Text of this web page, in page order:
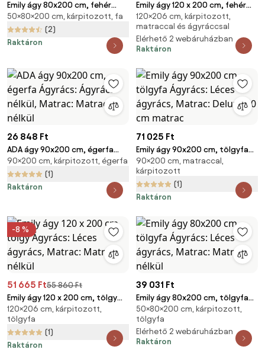
Emily ágy 80x200 cm, fehér
Ágyrács: Lamellás ágyrács,
Matrac: Matrac nélkül
50×80×200 cm, kárpitozott, fa
(2)
Raktáron
Emily ágy 120 x 200 cm, fehér
Ágyrács: Léces ágyrács,
Matrac: Sommera 18 cm matrac
120×206 cm, kárpitozott,
matraccal és ágyráccsal
Elérhető 2 webáruházban
Raktáron
26 848 Ft
ADA ágy 90x200 cm, égerfa
Ágyrács: Ágyrács nélkül,
Matrac: Matrac nélkül
90×200 cm, kárpitozott, égerfa
(1)
Raktáron
71 025 Ft
Emily ágy 90x200 cm, tölgyfa
Ágyrács: Léces ágyrács,
Matrac: Deluxe 10 cm matrac
90×200 cm, matraccal,
kárpitozott
(1)
Raktáron
-8 %
51 665 Ft55 860 Ft
Emily ágy 120 x 200 cm, tölgy
Ágyrács: Léces ágyrács,
Matrac: Matrac nélkül
120×206 cm, kárpitozott,
tölgyfa
(1)
Raktáron
39 031 Ft
Emily ágy 80x200 cm, tölgyfa
Ágyrács: Léces ágyrács,
Matrac: Matrac nélkül
50×80×200 cm, kárpitozott,
tölgyfa
Elérhető 2 webáruházban
Raktáron